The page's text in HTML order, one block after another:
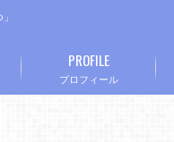
プロフィール
PROFILE